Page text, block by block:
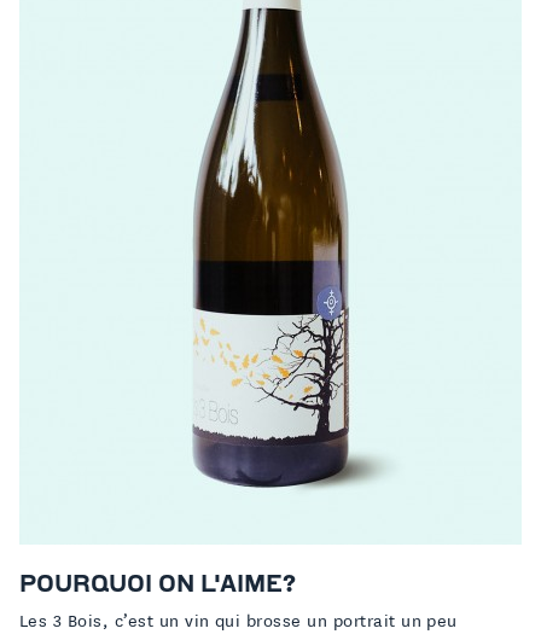
POLITIQUE DE CONFIDENTIALITÉ
INSTAGRAM
POURQUOI ON L'AIME?
Les 3 Bois, c’est un vin qui brosse un portrait un peu